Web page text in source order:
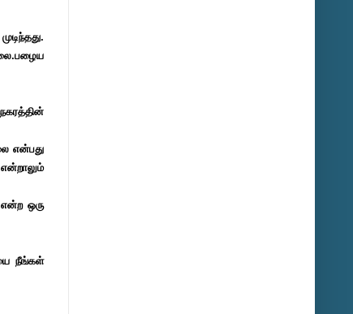
என்பது
ஒரு
நீங்கள்